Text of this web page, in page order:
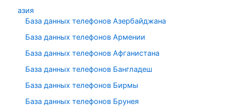
азия
База данных телефонов Азербайджана
База данных телефонов Армении
База данных телефонов Афганистана
База данных телефонов Бангладеш
База данных телефонов Бирмы
База данных телефонов Брунея